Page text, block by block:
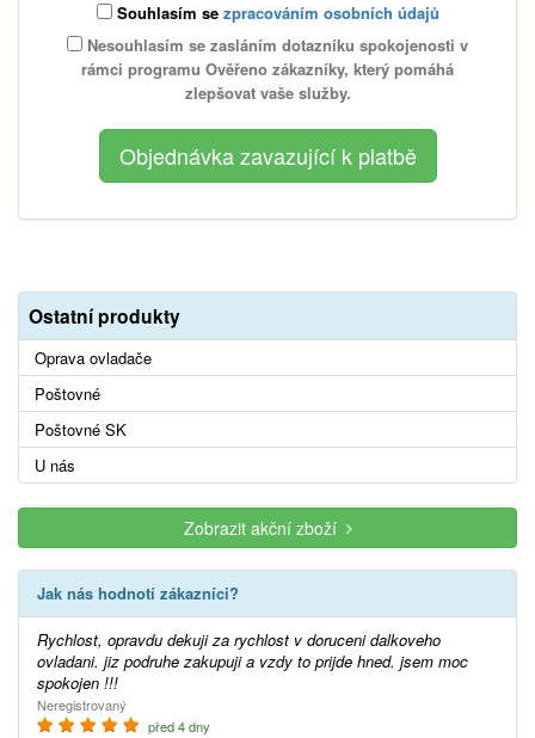
Souhlasím se zpracováním osobních údajů
Nesouhlasím se zasláním dotazníku spokojenosti v
rámci programu Ověřeno zákazníky, který pomáhá
zlepšovat vaše služby.
Ostatní produkty
Oprava ovladače
Poštovné
Poštovné SK
U nás
Zobrazit akční zboží
Jak nás hodnotí zákazníci?
Rychlost, opravdu dekuji za rychlost v doruceni dalkoveho
ovladani. jiz podruhe zakupuji a vzdy to prijde hned. jsem moc
spokojen !!!
Neregistrovaný
před 4 dny